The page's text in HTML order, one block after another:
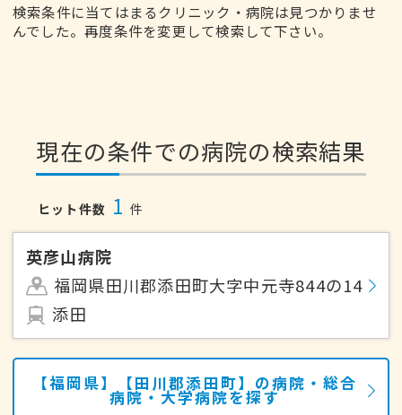
検索条件に当てはまるクリニック・病院は見つかりませ
んでした。再度条件を変更して検索して下さい。
現在の条件での病院の検索結果
ヒット件数 1 件
英彦山病院
福岡県田川郡添田町大字中元寺844の14
添田
【福岡県】【田川郡添田町】の病院・総合
病院・大学病院を探す